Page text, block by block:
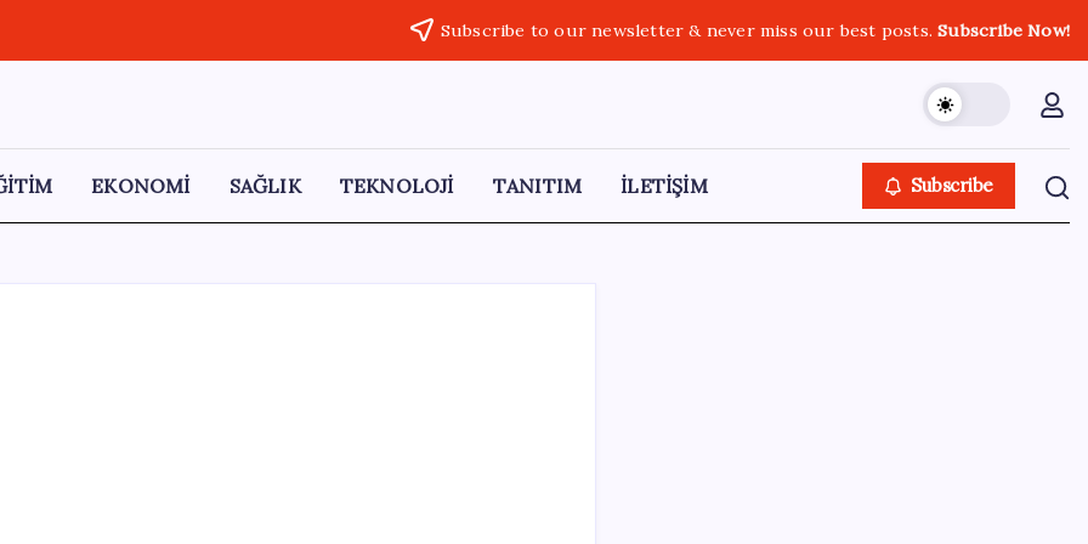
Subscribe to our newsletter & never miss our best posts.Subscribe Now!
EKONOMİ SAĞLIK TEKNOLOJİ TANITIM İLETİŞİM Subscribe